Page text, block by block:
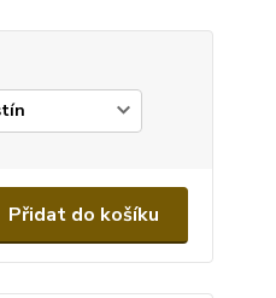
Přidat do košíku